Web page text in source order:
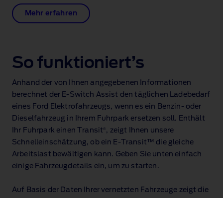
Mehr erfahren
So funktioniert’s
Anhand der von Ihnen angegebenen Informationen
berechnet der E‑Switch Assist den täglichen Ladebedarf
eines Ford Elektrofahrzeugs, wenn es ein Benzin‑ oder
Dieselfahrzeug in Ihrem Fuhrpark ersetzen soll. Enthält
Ihr Fuhrpark einen Transit , zeigt Ihnen unsere
Schnelleinschätzung, ob ein E‑Transit™ die gleiche
Arbeitslast bewältigen kann. Geben Sie unten einfach
einige Fahrzeugdetails ein, um zu starten.
Auf Basis der Daten Ihrer vernetzten Fahrzeuge zeigt die